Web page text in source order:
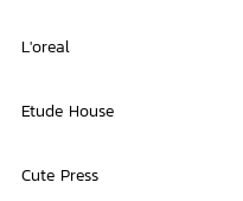
L'oreal
Etude House
Cute Press